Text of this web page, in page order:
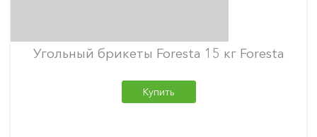
Угольный брикеты Foresta 15 кг Foresta
Купить